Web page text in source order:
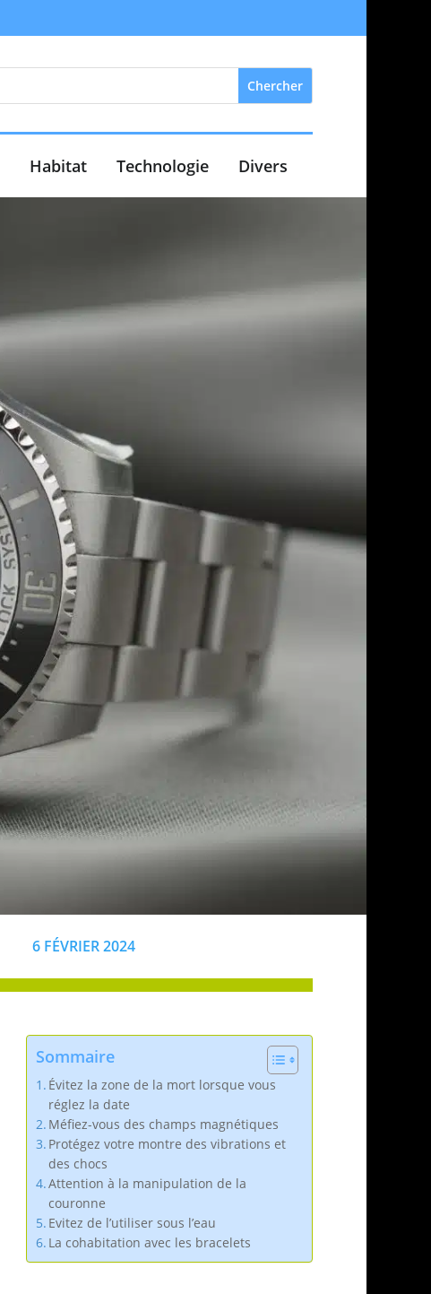
Habitat Technologie Divers
6 FÉVRIER 2024
Sommaire
Évitez la zone de la mort lorsque vous
réglez la date
Méfiez-vous des champs magnétiques
Protégez votre montre des vibrations et
des chocs
Attention à la manipulation de la
couronne
Evitez de l’utiliser sous l’eau
La cohabitation avec les bracelets